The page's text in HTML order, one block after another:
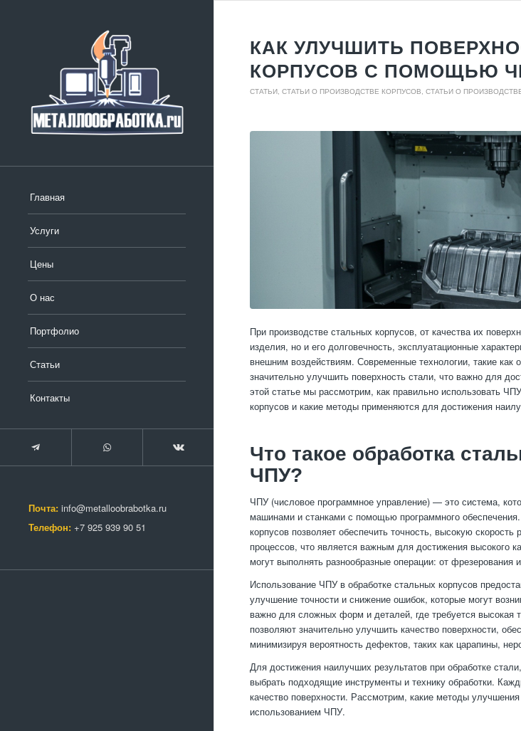
Главная
Услуги
Цены
О нас
Портфолио
Статьи
Контакты
Почта: info@metalloobrabotka.ru
Телефон: +7 925 939 90 51
КАК УЛУЧШИТЬ
КОРПУСОВ С ПОМОЩЬЮ
СТАТЬИ СТАТЬИ О ПРОИЗВОДСТВЕ КОРПУСОВ СТАТЬИ О
При производстве стальных корпусов, от качества их
изделия, но и его долговечность, эксплуатационные
внешним воздействиям. Современные технологии, такие как
значительно улучшить поверхность стали, что важно для
этой статье мы рассмотрим, как правильно использовать
корпусов и какие методы применяются для достижения
Что такое обработка
ЧПУ?
ЧПУ (числовое программное управление) — это система,
машинами и станками с помощью программного
корпусов позволяет обеспечить точность, высокую
процессов, что является важным для достижения высокого
могут выполнять разнообразные операции: от
Использование ЧПУ в обработке стальных корпусов
улучшение точности и снижение ошибок, которые могут
важно для сложных форм и деталей, где требуется высокая
позволяют значительно улучшить качество поверхности,
минимизируя вероятность дефектов, таких как царапины,
Для достижения наилучших результатов при обработке
выбрать подходящие инструменты и технику обработки.
качество поверхности. Рассмотрим, какие методы
использованием ЧПУ.